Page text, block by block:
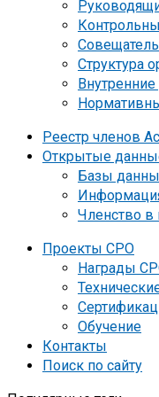
Структура
Реестр членов
Открытые
Базы
Членство в
Проекты СРО
Награды
Обучение
Контакты
Поиск по сайту